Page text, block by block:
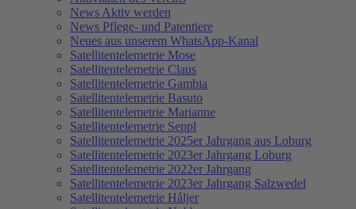
News Aktiv werden
News Pflege- und Patentiere
Neues aus unserem WhatsApp-Kanal
Satellitentelemetrie Mose
Satellitentelemetrie Claus
Satellitentelemetrie Gambia
Satellitentelemetrie Basuto
Satellitentelemetrie Marianne
Satellitentelemetrie Seppl
Satellitentelemetrie 2025er Jahrgang aus Loburg
Satellitentelemetrie 2023er Jahrgang Loburg
Satellitentelemetrie 2022er Jahrgang
Satellitentelemetrie 2023er Jahrgang Salzwedel
Satellitentelemetrie Håljer